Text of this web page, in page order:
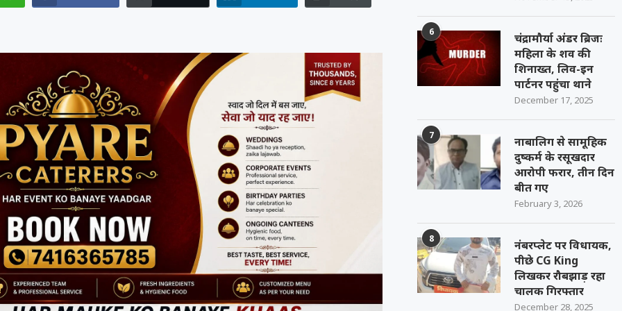
6
चंद्रामौर्या अंडर ब्रिजः
महिला के शव की
शिनाख्त, लिव-इन
पार्टनर पहुंचा थाने
December 17, 2025
7
नाबालिग से सामूहिक
दुष्कर्म के रसूखदार
आरोपी फरार, तीन दिन
बीत गए
February 3, 2026
8
नंबरप्लेट पर विधायक,
पीछे CG King
लिखकर रौबझाड़ रहा
चालक गिरफ्तार
December 28, 2025